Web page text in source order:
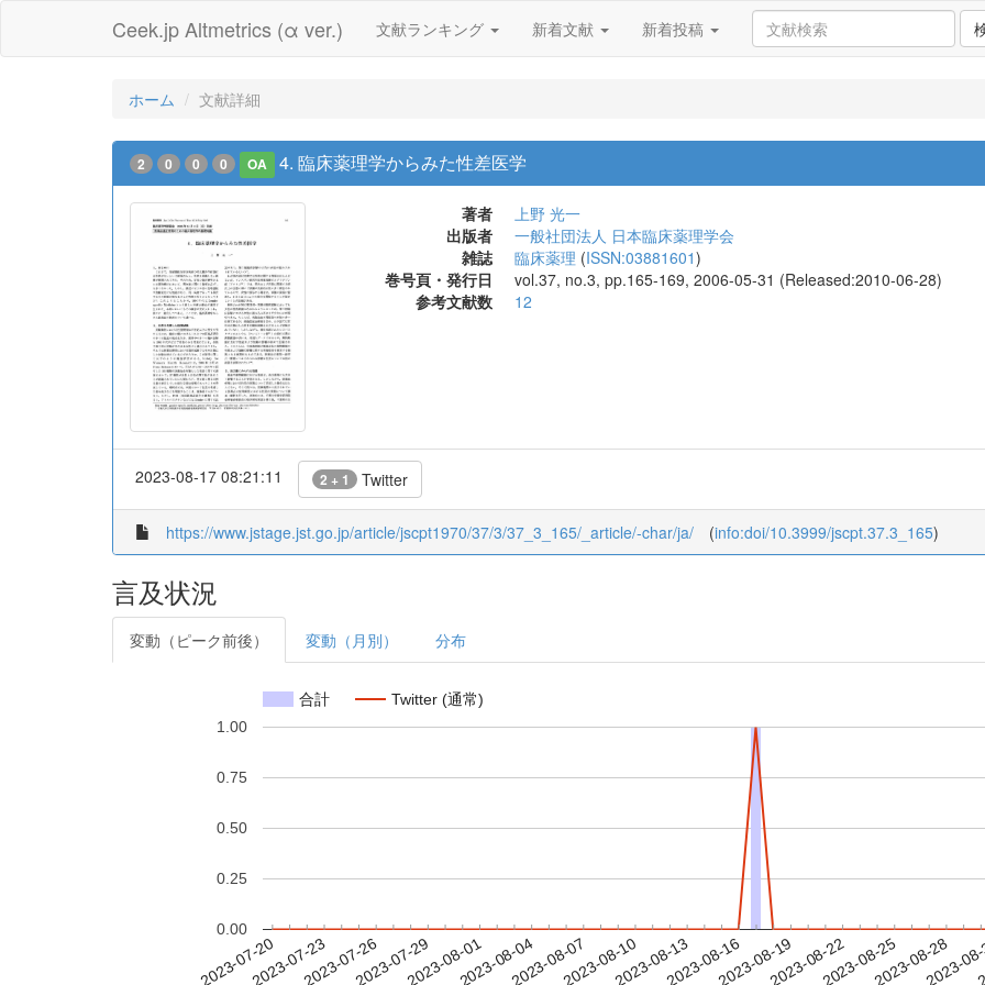
Ceek.jp Altmetrics (α ver.) 文献ランキング 新着文献 新着投稿
ホーム 文献詳細
2 0 0 0 OA 4. 臨床薬理学からみた性差医学
著者
上野 光一
出版者
一般社団法人 日本臨床薬理学会
雑誌
臨床薬理 (ISSN:03881601)
巻号頁・発行日
vol.37, no.3, pp.165-169, 2006-05-31 (Released:2010-06-28)
参考文献数
12
2023-08-17 08:21:11 2 + 1 Twitter
https://www.jstage.jst.go.jp/article/jscpt1970/37/3/37_3_165/_article/-char/ja/ (info:doi/10.3999/jscpt.37.3_165)
言及状況
変動（ピーク前後） 変動（月別） 分布
合計 Twitter (通常)
2023-07-202023-07-232023-07-262023-07-292023-08-012023-08-042023-08-072023-08-102023-08-132023-08-162023-08-192023-08-222023-08-252023-08-28
2023-
0.00
0.25
0.50
0.75
1.00